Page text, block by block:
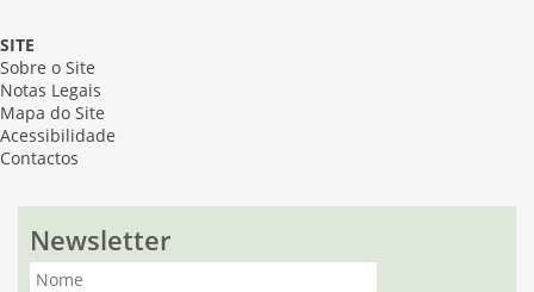
SITE
Sobre o Site
Notas Legais
Mapa do Site
Acessibilidade
Contactos
Newsletter